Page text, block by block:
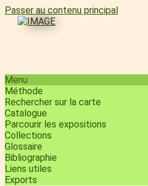
Passer au contenu principal
Menu
Méthode
Rechercher sur la carte
Catalogue
Parcourir les expositions
Collections
Glossaire
Bibliographie
Liens utiles
Exports